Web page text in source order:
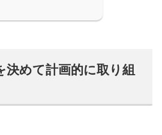
決めて計画的に取り組